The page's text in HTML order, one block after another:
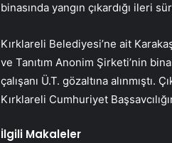
binasında yangın çıkardığı ileri
Kırklareli Belediyesi’ne ait
ve Tanıtım Anonim Şirketi’nin
çalışanı Ü.T. gözaltına
Kırklareli Cumhuriyet
İlgili Makaleler